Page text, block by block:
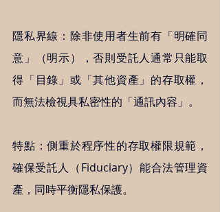
隱私界線：除非使用者生前有「明確同
意」（明示），否則受託人通常只能取
得「目錄」或「其他資產」的存取權，
而無法檢視具私密性的「通訊內容」。
特點：側重於程序性的存取權限規範，
確保受託人（Fiduciary）能合法管理資
產，同時平衡隱私保護。